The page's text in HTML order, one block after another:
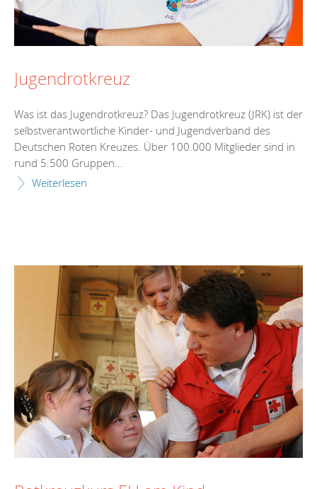
Jugendrotkreuz
Was ist das Jugendrotkreuz? Das Jugendrotkreuz (JRK) ist der
selbstverantwortliche Kinder- und Jugendverband des
Deutschen Roten Kreuzes. Über 100.000 Mitglieder sind in
rund 5.500 Gruppen...
Weiterlesen